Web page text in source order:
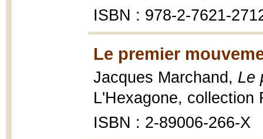
ISBN : 978-2-7621-
Le premier
Jacques Marchand, Le
L'Hexagone, collection
ISBN : 2-89006-266-X